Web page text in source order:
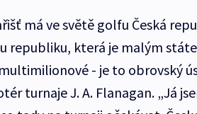
má ve světě golfu Česká
republiku, která je malým
- je to obrovský
turnaje J. A. Flanagan. „Já